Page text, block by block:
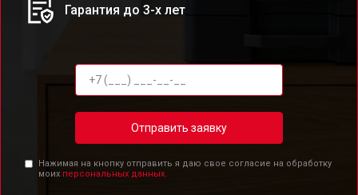
Гарантия до 3-х лет
Отправить заявку
Нажимая на кнопку отправить я даю свое согласие на обработку
моих персональных данных.